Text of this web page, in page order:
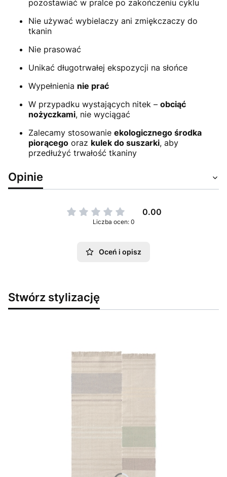
pozostawiać w pralce po zakończeniu cyklu
Nie używać wybielaczy ani zmiękczaczy do
tkanin
Nie prasować
Unikać długotrwałej ekspozycji na słońce
Wypełnienia nie prać
W przypadku wystających nitek – obciąć
nożyczkami, nie wyciągać
Zalecamy stosowanie ekologicznego środka
piorącego oraz kulek do suszarki, aby
przedłużyć trwałość tkaniny
Opinie
0.00
Liczba ocen: 0
Oceń i opisz
Stwórz stylizację